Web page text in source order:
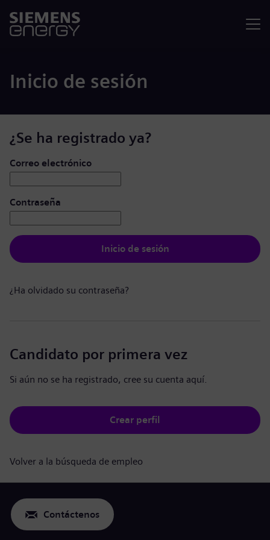
Inicio de sesión
¿Se ha registrado ya?
Iniciar de sesión: usuario y contraseña
Correo electrónico
Contraseña
Inicio de sesión
¿Ha olvidado su contraseña?
Candidato por primera vez
Si aún no se ha registrado, cree su cuenta aquí.
Crear perfil
Volver a la búsqueda de empleo
Contáctenos